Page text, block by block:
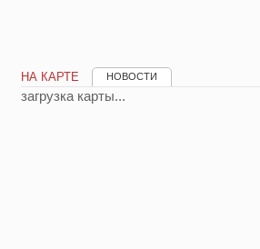
НА КАРТЕ НОВОСТИ
загрузка карты...